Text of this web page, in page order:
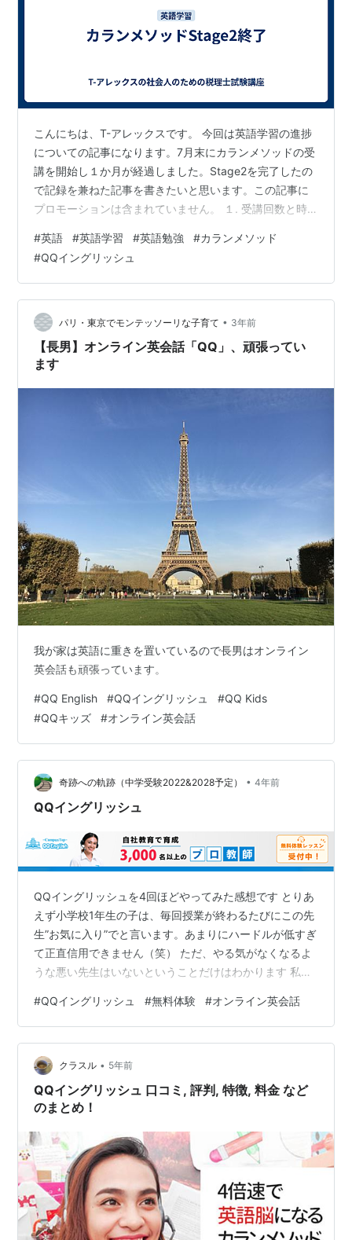
こんにちは、T-アレックスです。 今回は英語学習の進捗
についての記事になります。7月末にカランメソッドの受
講を開始し１か月が経過しました。Stage2を完了したの
で記録を兼ねた記事を書きたいと思います。この記事に
プロモーションは含まれていません。 １. 受講回数と時
分）、Stage1，2の総復習（Full revision）が6回（2時間
30分）で合計32回（13時間20分）でした。受講期間は
ちょうど1か月です。基本的に毎日1コマ受講し、仕事が
忙しいときは受講しない日もあり、その代わり週末に2コ
マ受講しました。1か月30回分の…
#英語 #英語学習 #英語勉強 #カランメソッド
#QQイングリッシュ
パリ・東京でモンテッソーリな子育て • 3年前
【長男】オンライン英会話「QQ」、頑張ってい
ます
我が家は英語に重きを置いているので長男はオンライン
英会話も頑張っています。
#QQ English #QQイングリッシュ #QQ Kids
#QQキッズ #オンライン英会話
奇跡への軌跡（中学受験2022&2028予定） • 4年前
QQイングリッシュ
QQイングリッシュを4回ほどやってみた感想です とりあ
えず小学校1年生の子は、毎回授業が終わるたびにこの先
生”お気に入り”でと言います。あまりにハードルが低すぎ
て正直信用できません（笑） ただ、やる気がなくなるよ
うな悪い先生はいないということだけはわかります 私は
いもらいましたが、この無料体験は1か月の中での消化が
必要なので、多分半分くらいしか使えません それでもも
らえないよりはましなので、QQイングリッシュに申し込
むのであれば、価格コム経由をお薦めします 小学校低学
年のオンライン英会話 - 奇跡への軌跡（中学受験
2022&2028予定） …
#QQイングリッシュ #無料体験 #オンライン英会話
クラスル • 5年前
QQイングリッシュ 口コミ, 評判, 特徴, 料金 など
のまとめ！